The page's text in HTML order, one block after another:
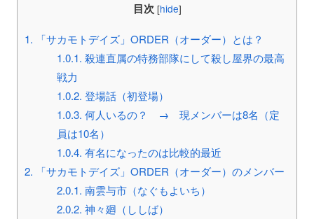
目次 [hide]
1. 「サカモトデイズ」ORDER（オーダー）とは？
1.0.1. 殺連直属の特務部隊にして殺し屋界の最高
戦力
1.0.2. 登場話（初登場）
1.0.3. 何人いるの？ → 現メンバーは8名（定
員は10名）
1.0.4. 有名になったのは比較的最近
2. 「サカモトデイズ」ORDER（オーダー）のメンバー
2.0.1. 南雲与市（なぐもよいち）
2.0.2. 神々廻（ししば）